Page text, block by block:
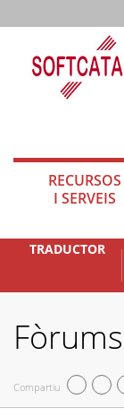
RECURSOS
I SERVEIS
TRADUCTOR
Compartiu